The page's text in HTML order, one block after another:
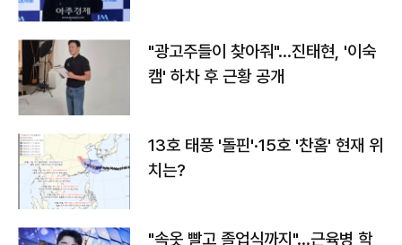
"광고주들이 찾아줘"…진태현, '이숙
캠' 하차 후 근황 공개
13호 태풍 '돌핀'·15호 '찬홈' 현재 위
치는?
"속옷 빨고 졸업식까지"…근육병 학